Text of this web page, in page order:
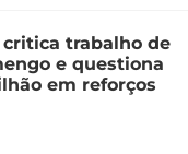
critica trabalho de
e questiona
em reforços